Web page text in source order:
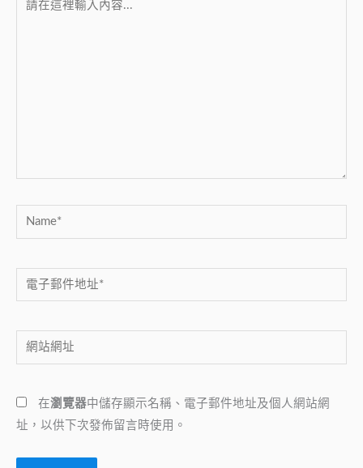
Name*
電
子
件
地
*
網
站
址
在瀏覽器中儲存顯示名稱、電子郵件地址及個人網站網
址，以供下次發佈留言時使用。